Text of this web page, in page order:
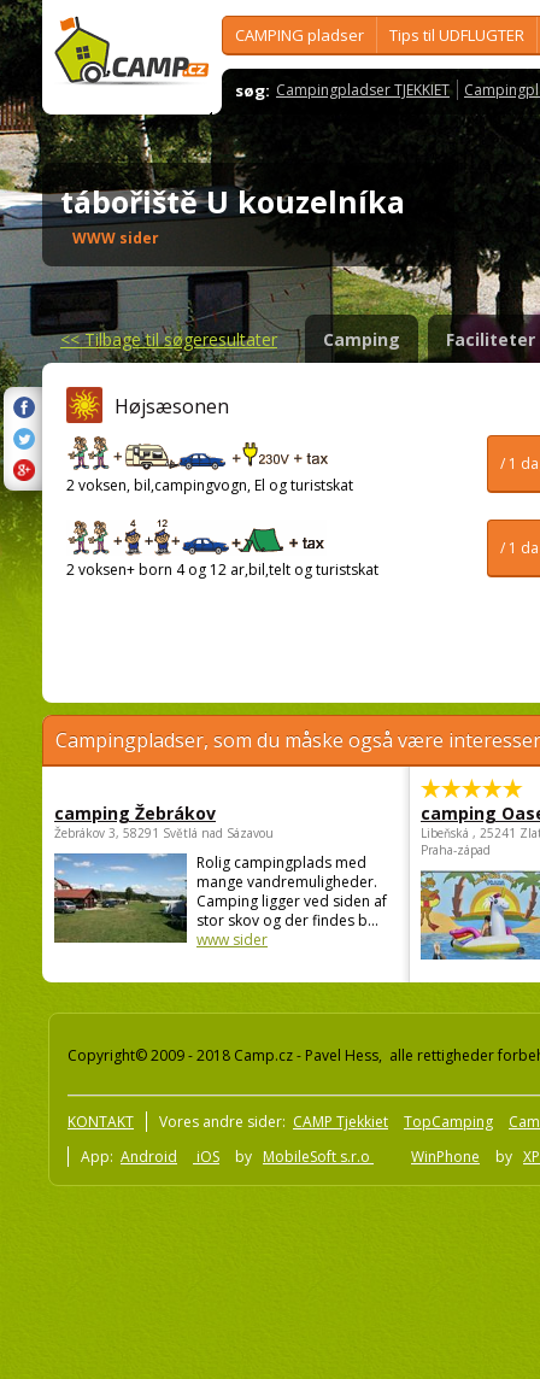
CAMPING pladser Tips til UDFLUGTER
søg: Campingpladser TJEKKIET
tábořiště U kouzelníka
WWW sider
<<Tilbage til søgeresultater Camping Faciliteter
Højsæsonen
/ 1
2 voksen, bil,campingvogn, El og turistskat
/ 1
2 voksen+ born 4 og 12 ar,bil,telt og turistskat
Campingpladser, som du måske også være
camping Žebrákov
Žebrákov 3, 58291 Světlá nad Sázavou
Rolig campingplads med
mange vandremuligheder.
Camping ligger ved siden af
stor skov og der findes b...
www sider
camping
Libeňská , 25241
Praha-západ
Copyright© 2009 - 2018 Camp.cz - Pavel Hess, alle rettigheder
KONTAKT Vores andre sider: CAMP Tjekkiet TopCamping
App: Android iOS by MobileSoft s.r.o WinPhone by